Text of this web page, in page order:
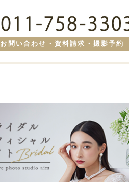
お問い合わせ・資料請求・撮影予約